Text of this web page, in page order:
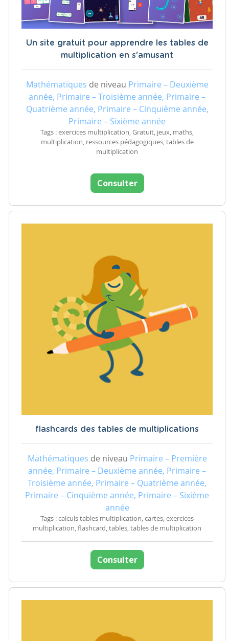
Un site gratuit pour apprendre les tables de
multiplication en s'amusant
Mathématiques de niveau Primaire – Deuxième
année, Primaire – Troisième année, Primaire –
Quatrième année, Primaire – Cinquième année,
Primaire – Sixième année
Tags : exercices multiplication, Gratuit, jeux, maths,
multiplication, ressources pédagogiques, tables de
multiplication
Consulter
flashcards des tables de multiplications
Mathématiques de niveau Primaire – Première
année, Primaire – Deuxième année, Primaire –
Troisième année, Primaire – Quatrième année,
Primaire – Cinquième année, Primaire – Sixième
année
Tags : calculs tables multiplication, cartes, exercices
multiplication, flashcard, tables, tables de multiplication
Consulter